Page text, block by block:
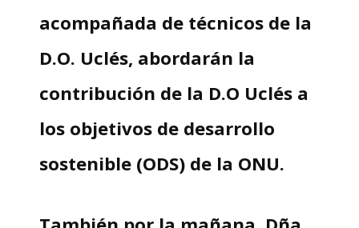
acompañada de técnicos de la
D.O. Uclés, abordarán la
contribución de la D.O Uclés a
los objetivos de desarrollo
sostenible (ODS) de la ONU.